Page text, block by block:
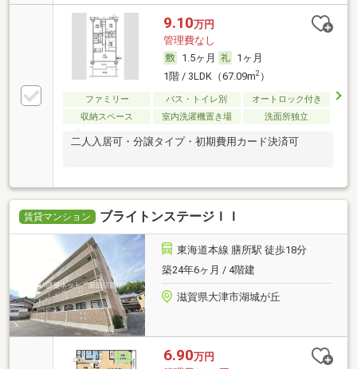
9.10万円
管理費なし
1.5ヶ月
1ヶ月
1階 / 3LDK（67.09m2）
ファミリー バス・トイレ別
オートロック付き
収納スペース
室内洗濯機置き場 洗面所独立
二人入居可・分譲タイプ・初期費用カード決済可
賃貸マンション ブライトンステージＩＩ
東海道本線 膳所駅 徒歩18分
築24年6ヶ月 / 4階建
滋賀県大津市湖城が丘
6.90万円